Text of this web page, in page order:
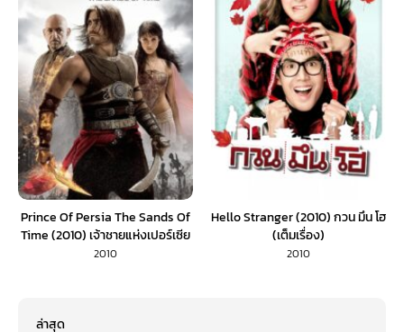
Prince Of Persia The Sands Of
Time (2010) เจ้าชายแห่งเปอร์เซีย
(พากย์ไทย)
2010
Hello Stranger (2010) กวน มึน โฮ
(เต็มเรื่อง)
2010
ล่าสุด